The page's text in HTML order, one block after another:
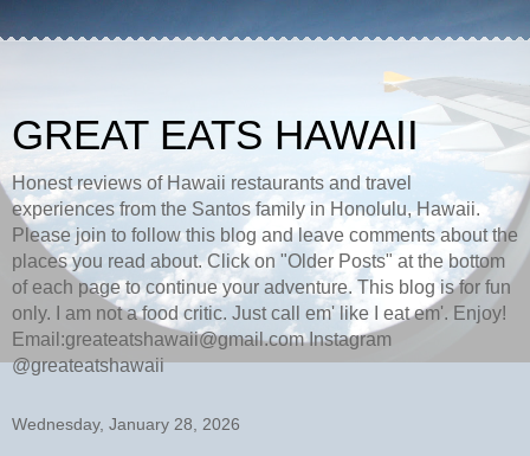
GREAT EATS HAWAII
Honest reviews of Hawaii restaurants and travel
experiences from the Santos family in Honolulu, Hawaii.
Please join to follow this blog and leave comments about the
places you read about. Click on "Older Posts" at the bottom
of each page to continue your adventure. This blog is for fun
only. I am not a food critic. Just call em' like I eat em'. Enjoy!
Email:greateatshawaii@gmail.com Instagram
@greateatshawaii
Wednesday, January 28, 2026